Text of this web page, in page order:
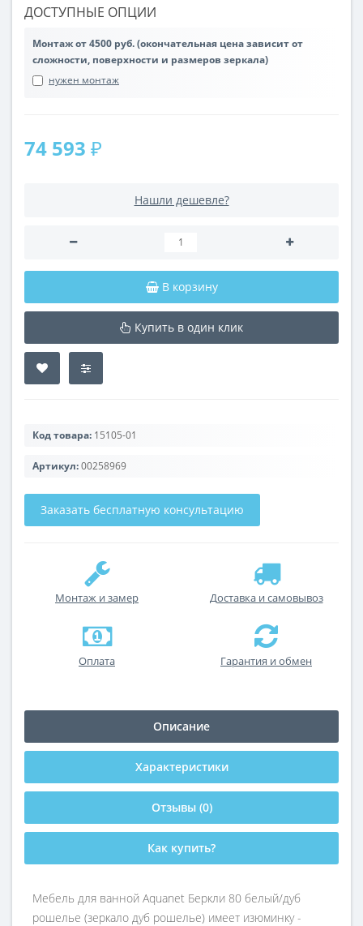
ДОСТУПНЫЕ ОПЦИИ
Монтаж от 4500 руб. (окончательная цена зависит от
сложности, поверхности и размеров зеркала)
нужен монтаж
74 593 ₽
Нашли дешевле?
В корзину
Купить в один клик
Код товара: 15105-01
Артикул:00258969
Заказать бесплатную консультацию
Монтаж и замер Доставка и самовывоз
Оплата Гарантия и обмен
Описание
Характеристики
Отзывы (0)
Как купить?
Мебель для ванной Aquanet Беркли 80 белый/дуб
рошелье (зеркало дуб рошелье) имеет изюминку -